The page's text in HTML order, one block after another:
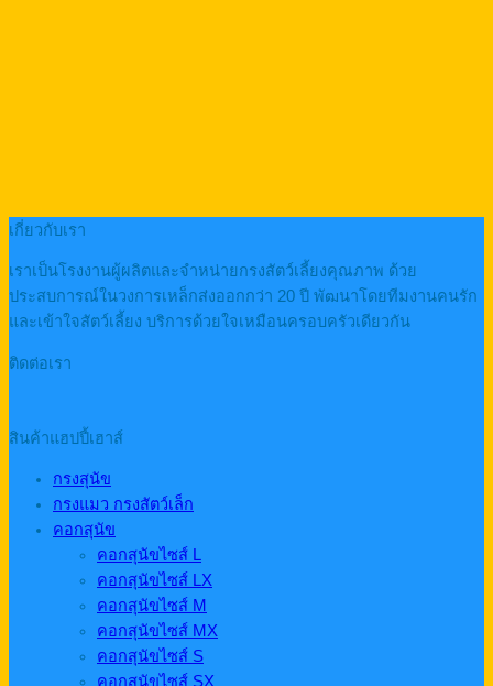
เกี่ยวกับเรา
เราเป็นโรงงานผู้ผลิตและจำหน่ายกรงสัตว์เลี้ยงคุณภาพ ด้วย
ประสบการณ์ในวงการเหล็กส่งออกกว่า 20 ปี พัฒนาโดยทีมงานคนรัก
และเข้าใจสัตว์เลี้ยง บริการด้วยใจเหมือนครอบครัวเดียวกัน
ติดต่อเรา
สินค้าแฮปปี้เฮาส์
กรงสุนัข
กรงแมว กรงสัตว์เล็ก
คอกสุนัข
คอกสุนัขไซส์ L
คอกสุนัขไซส์ LX
คอกสุนัขไซส์ M
คอกสุนัขไซส์ MX
คอกสุนัขไซส์ S
คอกสุนัขไซส์ SX